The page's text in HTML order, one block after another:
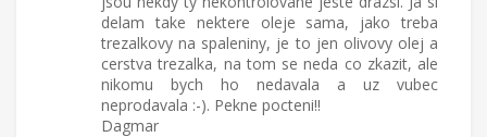
delam take nektere oleje sama, jako treba
trezalkovy na spaleniny, je to jen olivovy olej a
cerstva trezalka, na tom se neda co zkazit, ale
nikomu bych ho nedavala a uz vubec
neprodavala :-). Pekne pocteni!!
Dagmar